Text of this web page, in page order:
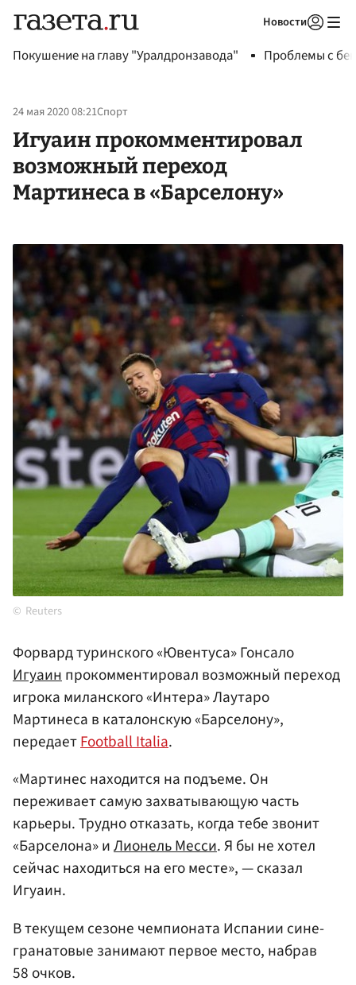
Новости
Покушение на главу "Уралдронзавода" Проблемы с
24 мая 2020 08:21Спорт
Игуаин прокомментировал
возможный переход
Мартинеса в «Барселону»
Reuters
Форвард туринского «Ювентуса» Гонсало
Игуаинпрокомментировал возможный переход
игрока миланского «Интера» Лаутаро
Мартинеса в каталонскую «Барселону»,
передаетFootball Italia.
«Мартинес находится на подъеме. Он
переживает самую захватывающую часть
карьеры. Трудно отказать, когда тебе звонит
«Барселона» иЛионель Месси. Я бы не хотел
сейчас находиться на его месте», — сказал
Игуаин.
В текущем сезоне чемпионата Испании сине-
гранатовые занимают первое место, набрав
58 очков.